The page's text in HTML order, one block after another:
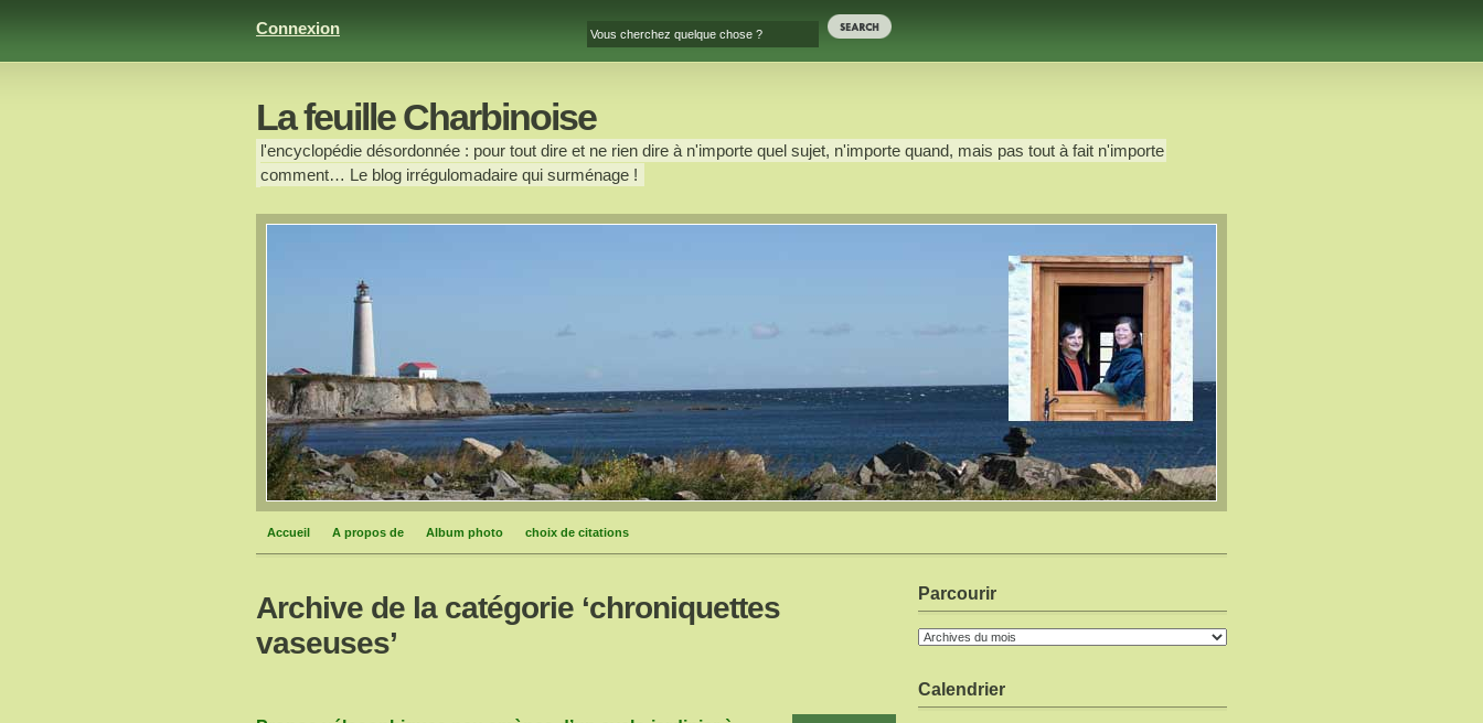
Connexion
La feuille Charbinoise
l'encyclopédie désordonnée : pour tout dire et ne rien dire à n'importe quel sujet, n'importe quand, mais pas tout à fait n'importe
comment… Le blog irrégulomadaire qui surménage !
Accueil A propos de Album photo choix de citations
Archive de la catégorie ‘chroniquettes
vaseuses’
Parcourir
Calendrier